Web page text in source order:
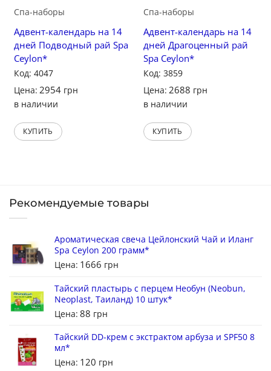
Спа-наборы
Адвент-календарь на 14
дней Подводный рай Spa
Ceylon*
Код: 4047
Цена: 2954 грн
в наличии
КУПИТЬ
Спа-наборы
Адвент-календарь на 14
дней Драгоценный рай
Spa Ceylon*
Код: 3859
Цена: 2688 грн
в наличии
КУПИТЬ
Рекомендуемые товары
Ароматическая свеча Цейлонский Чай и Иланг
Spa Ceylon 200 грамм*
Цена: 1666 грн
Тайский пластырь с перцем Необун (Neobun,
Neoplast, Таиланд) 10 штук*
Цена: 88 грн
Тайский DD-крем с экстрактом арбуза и SPF50 8
мл*
Цена: 120 грн